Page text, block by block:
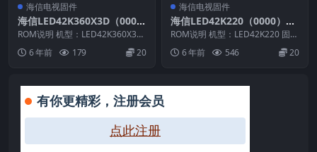
海信电视固件
海信LED42K360X3D（000
0）BOM1官方原厂USB刷机
电视固件包
ROM说明 机型：LED42K360X3D
固件版本：（0000） BOM：1 ...
6 年前 179 20
海信电视固件
海信LED42K220（0000）B
OM1官方原厂USB刷机电视
固件包
ROM说明 机型：LED42K220 固件
版本：（0000） BOM：1 海信L...
6 年前 546 20
有你更精彩，注册会员
点此注册